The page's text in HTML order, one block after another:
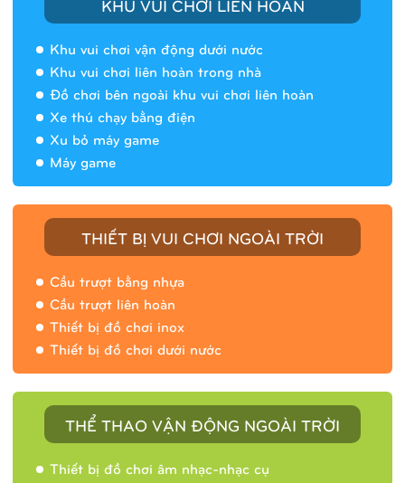
KHU VUI CHƠI LIÊN HOÀN
Khu vui chơi vận động dưới nước
Khu vui chơi liên hoàn trong nhà
Đồ chơi bên ngoài khu vui chơi liên hoàn
Xe thú chạy bằng điện
Xu bỏ máy game
Máy game
THIẾT BỊ VUI CHƠI NGOÀI TRỜI
Cầu trượt bằng nhựa
Cầu trượt liên hoàn
Thiết bị đồ chơi inox
Thiết bị đồ chơi dưới nước
THỂ THAO VẬN ĐỘNG NGOÀI TRỜI
Thiết bị đồ chơi âm nhạc-nhạc cụ